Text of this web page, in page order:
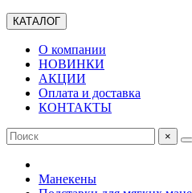
КАТАЛОГ
О компании
НОВИНКИ
АКЦИИ
Оплата и доставка
КОНТАКТЫ
×
Манекены